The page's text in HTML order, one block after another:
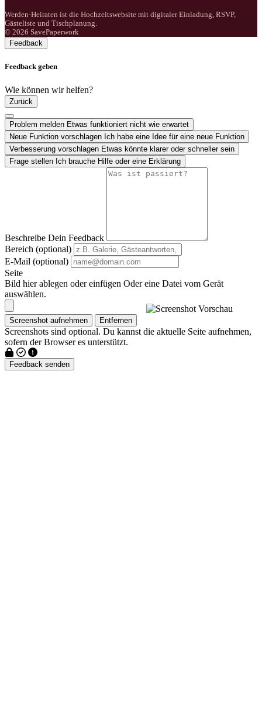
Werden-Heiraten ist die Hochzeitswebsite mit digitaler Einladung, RSVP,
Gästeliste und Tischplanung.
© 2026 SavePaperwork
Feedback
Feedback geben
Wie können wir helfen?
Zurück
Problem melden Etwas funktioniert nicht wie erwartet
Neue Funktion vorschlagen Ich habe eine Idee für eine neue Funktion
Verbesserung vorschlagen Etwas könnte klarer oder schneller sein
Frage stellen Ich brauche Hilfe oder eine Erklärung
Beschreibe Dein Feedback
Bereich (optional)
E-Mail (optional)
Seite
Bild hier ablegen oder einfügen Oder eine Datei vom Gerät
auswählen.
Screenshot aufnehmen Entfernen
Screenshots sind optional. Du kannst die aktuelle Seite aufnehmen,
sofern der Browser es unterstützt.
Feedback senden